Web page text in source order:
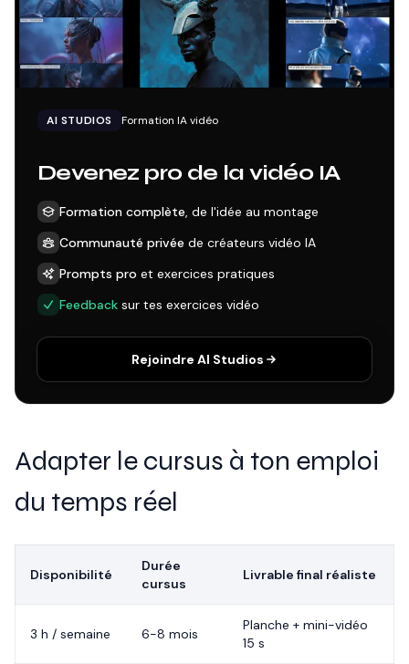
AI STUDIOS Formation IA vidéo
Devenez pro de la vidéo IA
Formation complète, de l'idée au montage
Communauté privée de créateurs vidéo IA
Prompts pro et exercices pratiques
Feedback sur tes exercices vidéo
Rejoindre AI Studios
Adapter le cursus à ton emploi
du temps réel
Disponibilité
Durée
cursus
Livrable final réaliste
3 h / semaine 6-8 mois
Planche + mini-vidéo
15 s